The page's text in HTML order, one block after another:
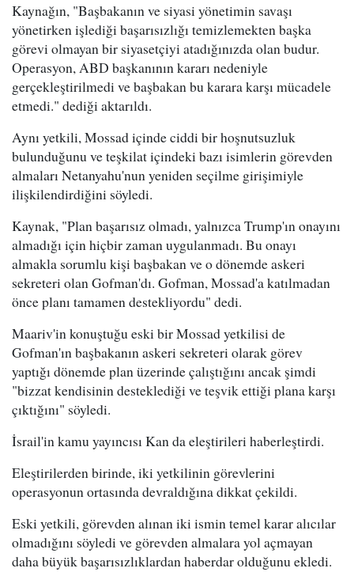
Kaynağın, "Başbakanın ve siyasi yönetimin savaşı
yönetirken işlediği başarısızlığı temizlemekten başka
görevi olmayan bir siyasetçiyi atadığınızda olan budur.
Operasyon, ABD başkanının kararı nedeniyle
gerçekleştirilmedi ve başbakan bu karara karşı mücadele
etmedi." dediği aktarıldı.
Aynı yetkili, Mossad içinde ciddi bir hoşnutsuzluk
bulunduğunu ve teşkilat içindeki bazı isimlerin görevden
almaları Netanyahu'nun yeniden seçilme girişimiyle
ilişkilendirdiğini söyledi.
Kaynak, "Plan başarısız olmadı, yalnızca Trump'ın onayını
almadığı için hiçbir zaman uygulanmadı. Bu onayı
almakla sorumlu kişi başbakan ve o dönemde askeri
sekreteri olan Gofman'dı. Gofman, Mossad'a katılmadan
önce planı tamamen destekliyordu" dedi.
Maariv'in konuştuğu eski bir Mossad yetkilisi de
Gofman'ın başbakanın askeri sekreteri olarak görev
yaptığı dönemde plan üzerinde çalıştığını ancak şimdi
"bizzat kendisinin desteklediği ve teşvik ettiği plana karşı
çıktığını" söyledi.
İsrail'in kamu yayıncısı Kan da eleştirileri haberleştirdi.
Eleştirilerden birinde, iki yetkilinin görevlerini
operasyonun ortasında devraldığına dikkat çekildi.
Eski yetkili, görevden alınan iki ismin temel karar alıcılar
olmadığını söyledi ve görevden almalara yol açmayan
daha büyük başarısızlıklardan haberdar olduğunu ekledi.